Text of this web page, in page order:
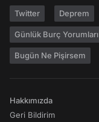
Twitter Deprem
Günlük Burç Yorumları
Bugün Ne Pişirsem
Hakkımızda
Geri Bildirim